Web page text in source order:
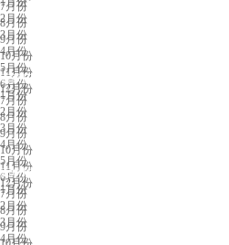
7月份
8月份
9月份
10月份
11月份
12月份
2月份
3月份
4月份
5月份
6月份
7月份
8月份
9月份
10月份
11月份
12月份
石家庄展会排期
1月份
2月份
3月份
4月份
5月份
6月份
7月份
8月份
9月份
廊坊展会排期
1月份
2月份
3月份
4月份